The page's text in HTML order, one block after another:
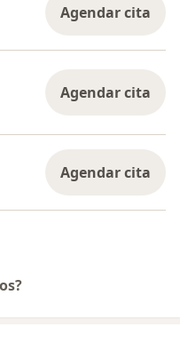
Agendar cita
Agendar cita
Agendar cita